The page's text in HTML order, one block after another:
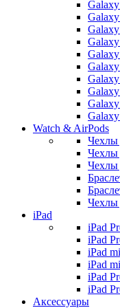
Watch & AirPods
Чехлы
Чехлы
Чехлы
Чехлы
iPad
iPad
iPad
iPad
iPad
iPad
iPad
Аксессуары